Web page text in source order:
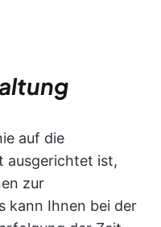
auf die
ausgerichtet ist,
zur
kann Ihnen bei der